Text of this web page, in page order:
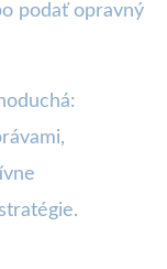
podať opravný